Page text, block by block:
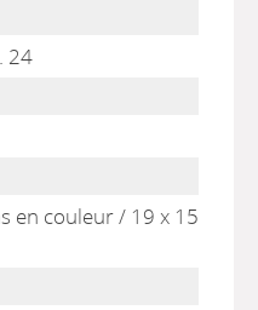
24
en couleur / 19 x 15